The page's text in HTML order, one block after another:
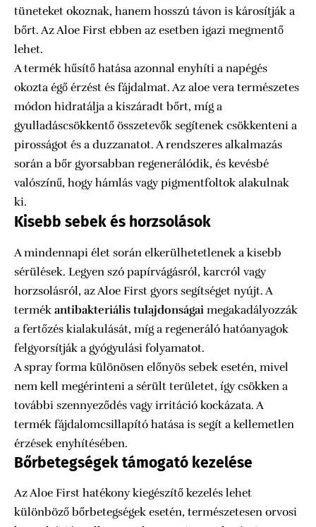
tüneteket okoznak, hanem hosszú távon is károsítják a
bőrt. Az Aloe First ebben az esetben igazi megmentő
lehet.
A termék hűsítő hatása azonnal enyhíti a napégés
okozta égő érzést és fájdalmat. Az aloe vera természetes
módon hidratálja a kiszáradt bőrt, míg a
gyulladáscsökkentő összetevők segítenek csökkenteni a
pirosságot és a duzzanatot. A rendszeres alkalmazás
során a bőr gyorsabban regenerálódik, és kevésbé
valószínű, hogy hámlás vagy pigmentfoltok alakulnak
ki.
Kisebb sebek és horzsolások
A mindennapi élet során elkerülhetetlenek a kisebb
sérülések. Legyen szó papírvágásról, karc­ról vagy
horzsol­ásról, az Aloe First gyors segítséget nyújt. A
termék antibakteriális tulajdonságai megakadályozzák
a fertőzés kialakulását, míg a regeneráló hatóanyagok
felgyorsítják a gyógyulási folyamatot.
A spray forma különösen előnyös sebek esetén, mivel
nem kell megérinteni a sérült területet, így csökken a
további szennyeződés vagy irritáció kockázata. A
termék fájdalomcsillapító hatása is segít a kellemetlen
érzések enyhítésében.
Bőrbetegségek támogató kezelése
Az Aloe First hatékony kiegészítő kezelés lehet
különböző bőrbetegségek esetén, természetesen orvosi